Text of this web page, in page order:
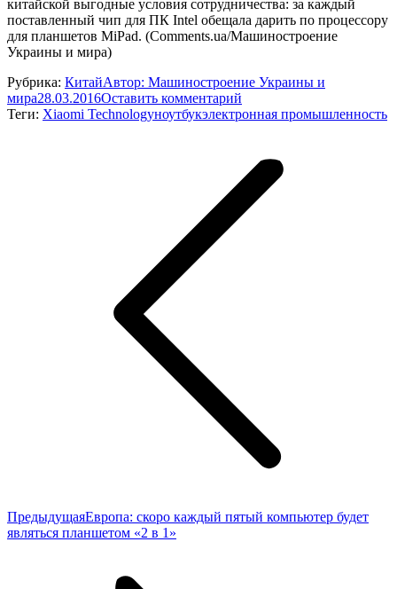
китайской выгодные условия сотрудничества: за каждый
поставленный чип для ПК Intel обещала дарить по процессору
для планшетов MiPad. (Comments.ua/Машиностроение
Украины и мира)
Рубрика: КитайАвтор: Машиностроение Украины и
мира28.03.2016Оставить комментарий
Теги: Xiaomi Technologyноутбукэлектронная промышленность
ПредыдущаяПредыдущая
запись:
Европа: скоро каждый пятый компьютер будет
являться планшетом «2 в 1»